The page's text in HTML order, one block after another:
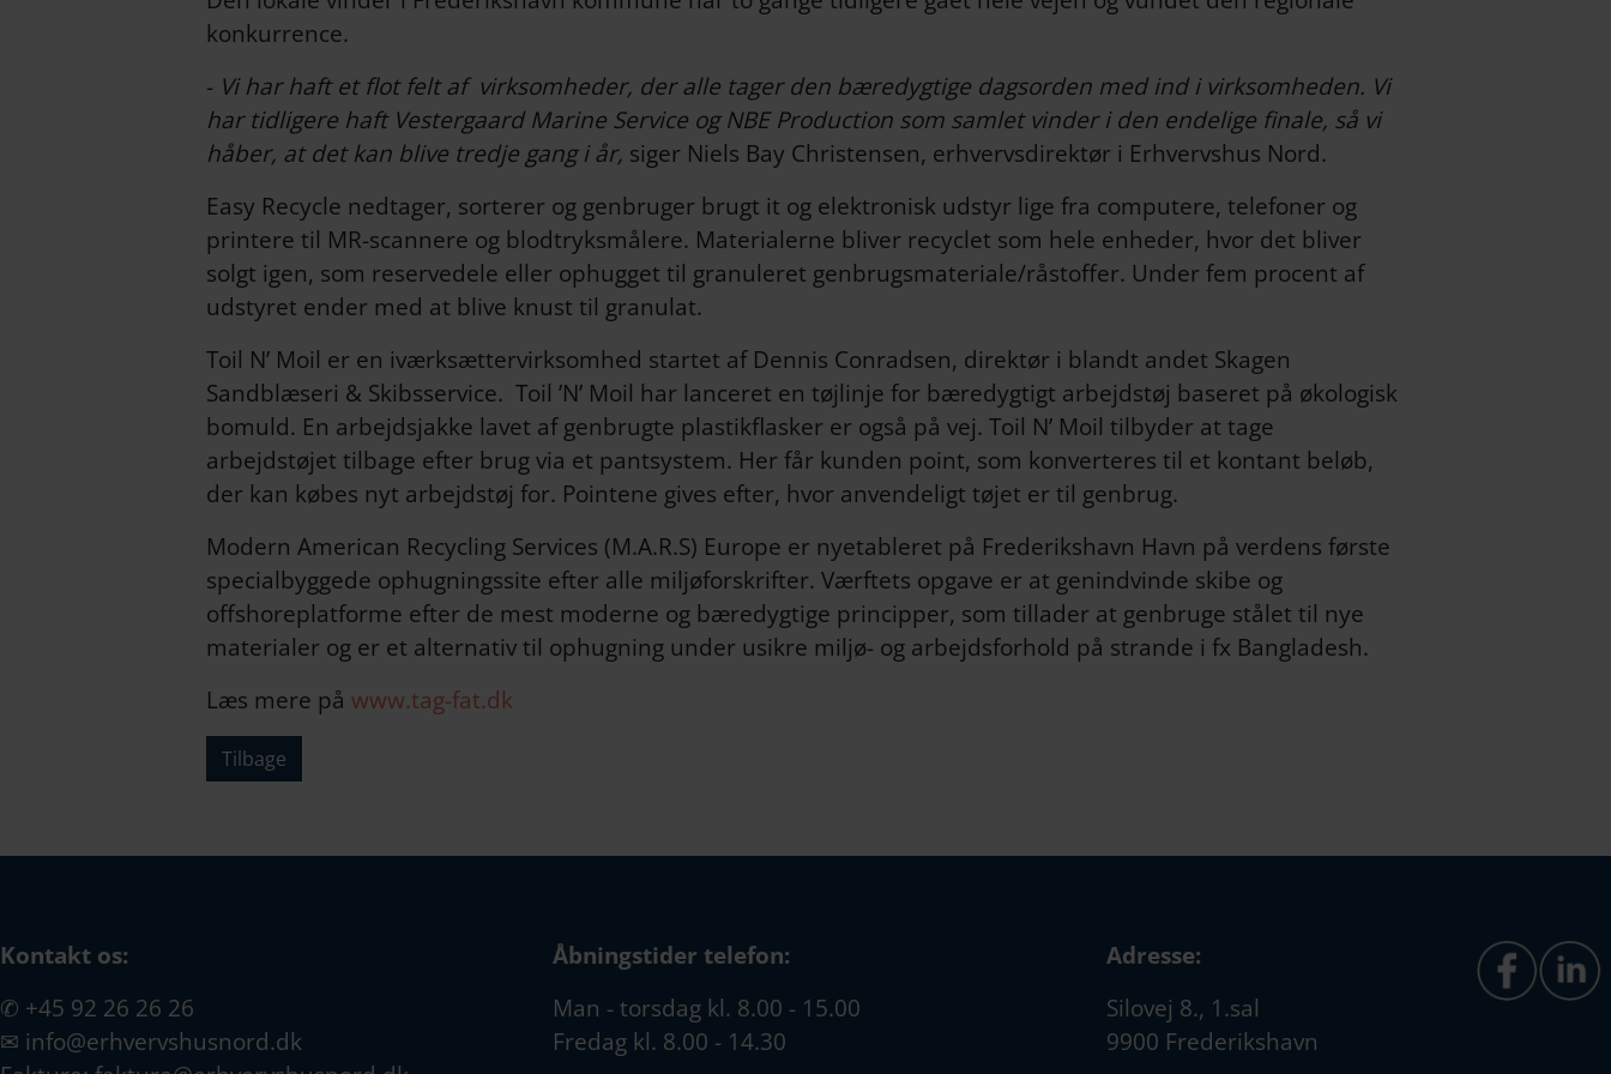
konkurrence.
- Vi har haft et flot felt af virksomheder, der alle tager den bæredygtige dagsorden med ind i virksomheden. Vi
har tidligere haft Vestergaard Marine Service og NBE Production som samlet vinder i den endelige finale, så vi
håber, at det kan blive tredje gang i år, siger Niels Bay Christensen, erhvervsdirektør i Erhvervshus Nord.
Easy Recycle nedtager, sorterer og genbruger brugt it og elektronisk udstyr lige fra computere, telefoner og
printere til MR-scannere og blodtryksmålere. Materialerne bliver recyclet som hele enheder, hvor det bliver
solgt igen, som reservedele eller ophugget til granuleret genbrugsmateriale/råstoffer. Under fem procent af
udstyret ender med at blive knust til granulat.
Toil N’ Moil er en iværksættervirksomhed startet af Dennis Conradsen, direktør i blandt andet Skagen
Sandblæseri & Skibsservice. Toil ’N’ Moil har lanceret en tøjlinje for bæredygtigt arbejdstøj baseret på økologisk
bomuld. En arbejdsjakke lavet af genbrugte plastikflasker er også på vej. Toil N’ Moil tilbyder at tage
arbejdstøjet tilbage efter brug via et pantsystem. Her får kunden point, som konverteres til et kontant beløb,
der kan købes nyt arbejdstøj for. Pointene gives efter, hvor anvendeligt tøjet er til genbrug.
Modern American Recycling Services (M.A.R.S) Europe er nyetableret på Frederikshavn Havn på verdens første
specialbyggede ophugningssite efter alle miljøforskrifter. Værftets opgave er at genindvinde skibe og
offshoreplatforme efter de mest moderne og bæredygtige principper, som tillader at genbruge stålet til nye
materialer og er et alternativ til ophugning under usikre miljø- og arbejdsforhold på strande i fx Bangladesh.
Læs mere på www.tag-fat.dk
Tilbage
Kontakt os:
✆ +45 92 26 26 26
✉ info@erhvervshusnord.dk
Åbningstider telefon:
Man - torsdag kl. 8.00 - 15.00
Fredag kl. 8.00 - 14.30
Adresse:
Silovej 8., 1.sal
9900 Frederikshavn